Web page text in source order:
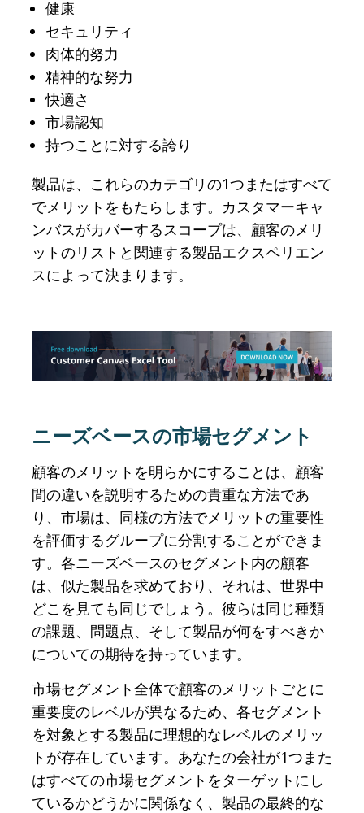
健康
セキュリティ
肉体的努力
精神的な努力
快適さ
市場認知
持つことに対する誇り
製品は、これらのカテゴリの1つまたはすべて
でメリットをもたらします。カスタマーキャ
ンバスがカバーするスコープは、顧客のメリ
ットのリストと関連する製品エクスペリエン
スによって決まります。
ニーズベースの市場セグメント
顧客のメリットを明らかにすることは、顧客
間の違いを説明するための貴重な方法であ
り、市場は、同様の方法でメリットの重要性
を評価するグループに分割することができま
す。各ニーズベースのセグメント内の顧客
は、似た製品を求めており、それは、世界中
どこを見ても同じでしょう。彼らは同じ種類
の課題、問題点、そして製品が何をすべきか
についての期待を持っています。
市場セグメント全体で顧客のメリットごとに
重要度のレベルが異なるため、各セグメント
を対象とする製品に理想的なレベルのメリッ
トが存在しています。あなたの会社が1つまた
はすべての市場セグメントをターゲットにし
ているかどうかに関係なく、製品の最終的な